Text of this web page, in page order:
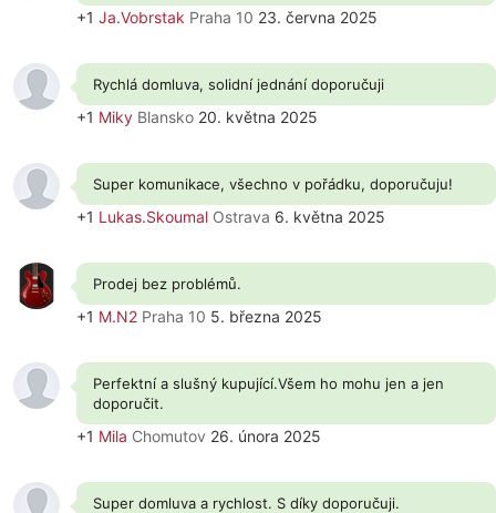
+1 Ja.Vobrstak Praha 10 23. června 2025
Rychlá domluva, solidní jednání doporučuji
+1 Miky Blansko 20. května 2025
Super komunikace, všechno v pořádku, doporučuju!
+1 Lukas.Skoumal Ostrava 6. května 2025
Prodej bez problémů.
+1 M.N2 Praha 10 5. března 2025
Perfektní a slušný kupující.Všem ho mohu jen a jen
doporučit.
+1 Mila Chomutov 26. února 2025
Super domluva a rychlost. S díky doporučuji.